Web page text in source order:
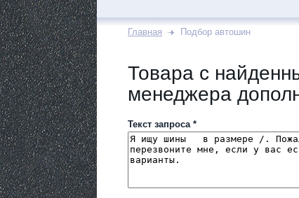
Главная Подбор автошин
Товара с
менеджера
Текст запроса *